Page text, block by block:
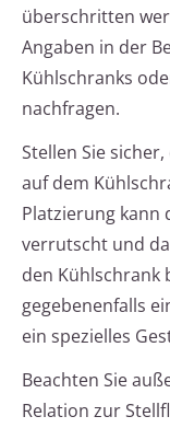
überschritten
Angaben in der
Kühlschranks
nachfragen.
Stellen Sie
auf dem
Platzierung kann
verrutscht und
den Kühlschrank
gegebenenfalls
ein spezielles
Beachten Sie
Relation zur